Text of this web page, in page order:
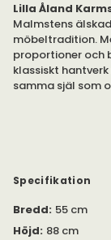
Lilla Åland
Malmstens
möbeltradition.
proportioner och
klassiskt
samma själ som
utvalda
generationer.
Specifikation
Bredd: 55 cm
Höjd: 88 cm